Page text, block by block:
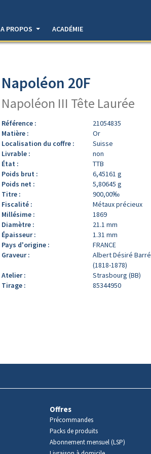
A PROPOS ACADÉMIE
Napoléon 20F
Napoléon III Tête Laurée
Référence :
21054835
Matière :
Or
Localisation du coffre :
Suisse
Livrable :
non
État :
TTB
Poids brut :
6,45161 g
Poids net :
5,80645 g
Titre :
900,00‰
Fiscalité :
Métaux précieux
Millésime :
1869
Diamètre :
21.1 mm
Épaisseur :
1.31 mm
Pays d'origine :
FRANCE
Graveur :
Albert Désiré Barré
(1818-1878)
Atelier :
Strasbourg (BB)
Tirage :
85344950
Offres
Précommandes
Packs de produits
Abonnement mensuel (LSP)